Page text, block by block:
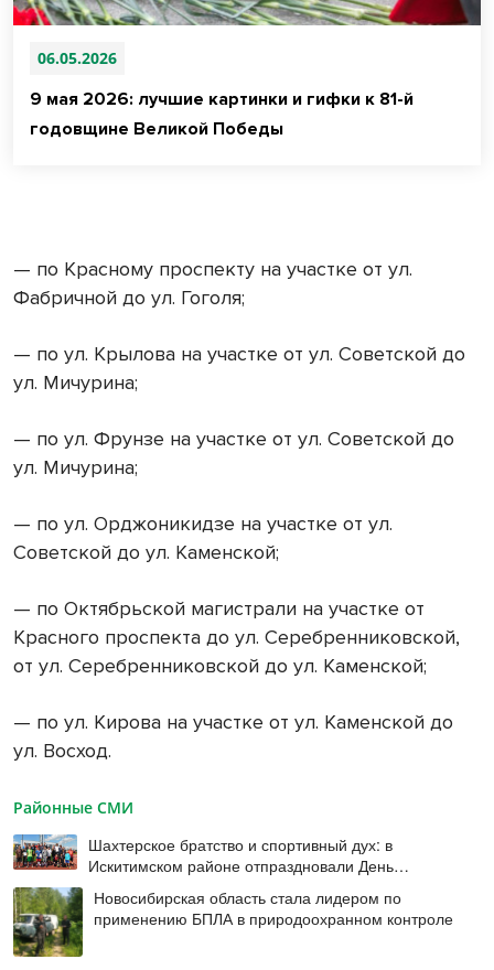
06.05.2026
9 мая 2026: лучшие картинки и гифки к 81-й
годовщине Великой Победы
— по Красному проспекту на участке от ул.
Фабричной до ул. Гоголя;
— по ул. Крылова на участке от ул. Советской до
ул. Мичурина;
— по ул. Фрунзе на участке от ул. Советской до
ул. Мичурина;
— по ул. Орджоникидзе на участке от ул.
Советской до ул. Каменской;
— по Октябрьской магистрали на участке от
Красного проспекта до ул. Серебренниковской,
от ул. Серебренниковской до ул. Каменской;
— по ул. Кирова на участке от ул. Каменской до
ул. Восход.
Районные СМИ
Шахтерское братство и спортивный дух: в
Искитимском районе отпраздновали День
Новосибирская область стала лидером по
применению БПЛА в природоохранном контроле